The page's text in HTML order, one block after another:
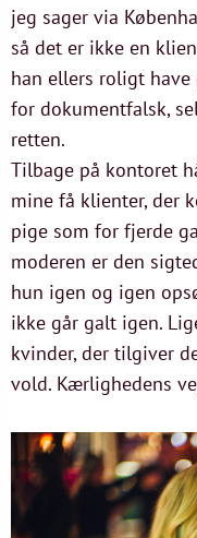
jeg sager via
så det er ikke en
han ellers roligt
for dokumentfalsk,
retten.
Tilbage på kontoret
mine få klienter, der
pige som for fjerde
moderen er den
hun igen og igen
ikke går galt igen.
kvinder, der tilgiver
vold. Kærlighedens